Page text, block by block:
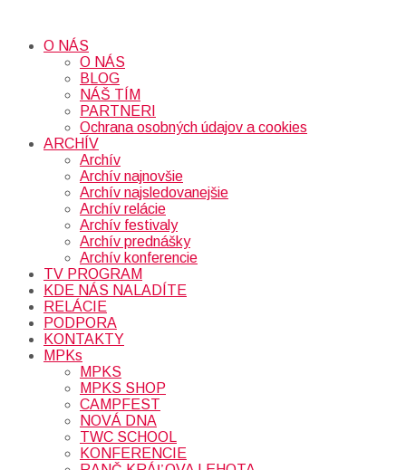
O NÁS
O NÁS
BLOG
NÁŠ TÍM
PARTNERI
Ochrana osobných údajov a cookies
ARCHÍV
Archív
Archív najnovšie
Archív najsledovanejšie
Archív relácie
Archív festivaly
Archív prednášky
Archív konferencie
TV PROGRAM
KDE NÁS NALADÍTE
RELÁCIE
PODPORA
KONTAKTY
MPKs
MPKS
MPKS SHOP
CAMPFEST
NOVÁ DNA
TWC SCHOOL
KONFERENCIE